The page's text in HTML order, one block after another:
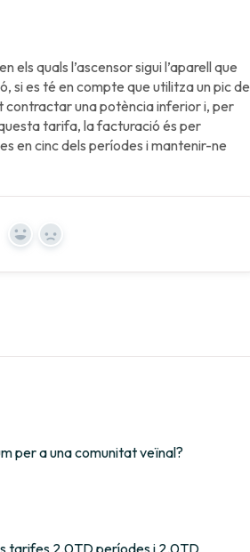
els quals l’ascensor sigui l’aparell que
si es té en compte que utilitza un pic de
contractar una potència inferior i, per
tarifa, la facturació és per
en cinc dels períodes i mantenir-ne
Yes No
per a una comunitat veïnal?
tarifes 2.0TD períodes i 2.0TD